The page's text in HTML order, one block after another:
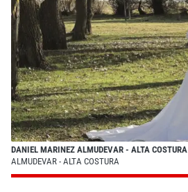
DANIEL MARINEZ ALMUDEVAR - ALTA COSTURA
ALMUDEVAR - ALTA COSTURA